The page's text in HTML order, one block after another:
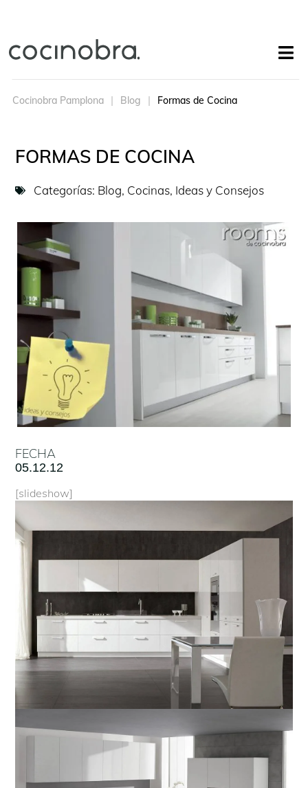
Cocinobra Pamplona Blog Formas de Cocina
FORMAS DE COCINA
Categorías: Blog, Cocinas, Ideas y Consejos
FECHA
05.12.12
[slideshow]